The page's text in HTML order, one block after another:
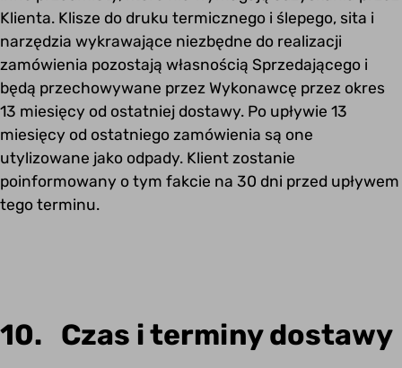
Klienta. Klisze do druku termicznego i ślepego, sita i
narzędzia wykrawające niezbędne do realizacji
zamówienia pozostają własnością Sprzedającego i
będą przechowywane przez Wykonawcę przez okres
13 miesięcy od ostatniej dostawy. Po upływie 13
miesięcy od ostatniego zamówienia są one
utylizowane jako odpady. Klient zostanie
poinformowany o tym fakcie na 30 dni przed upływem
tego terminu.
10. Czas i terminy dostawy